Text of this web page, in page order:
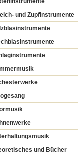
und Zupfinstrumente
und Bücher